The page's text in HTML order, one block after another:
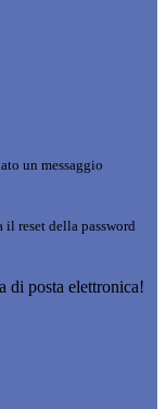
un messaggio
il reset della password
di posta elettronica!